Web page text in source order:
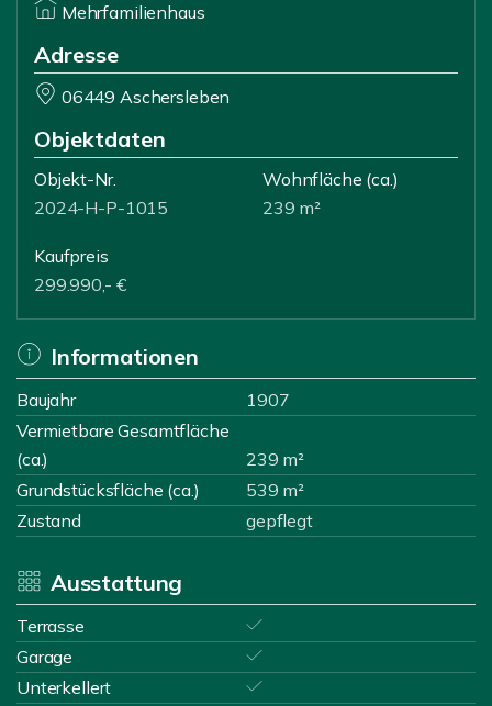
Mehrfamilienhaus
Adresse
06449 Aschersleben
Objektdaten
Objekt-Nr.
2024-H-P-1015
Wohnfläche (ca.)
239 m²
Kaufpreis
299.990,- €
Informationen
Baujahr
1907
Vermietbare Gesamtfläche
(ca.)
239 m²
Grundstücksfläche (ca.)
539 m²
Zustand
gepflegt
Ausstattung
Terrasse
Garage
Unterkellert